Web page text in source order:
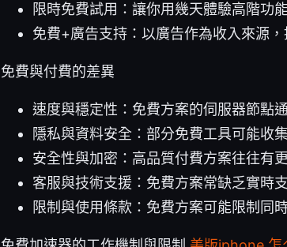
限時免費試用：讓你用幾天體驗高階功
免費+廣告支持：以廣告作為收入來源，
免費與付費的差異
速度與穩定性：免費方案的伺服器節點
隱私與資料安全：部分免費工具可能收
安全性與加密：高品質付費方案往往有
客服與技術支援：免費方案常缺乏實時
限制與使用條款：免費方案可能限制同